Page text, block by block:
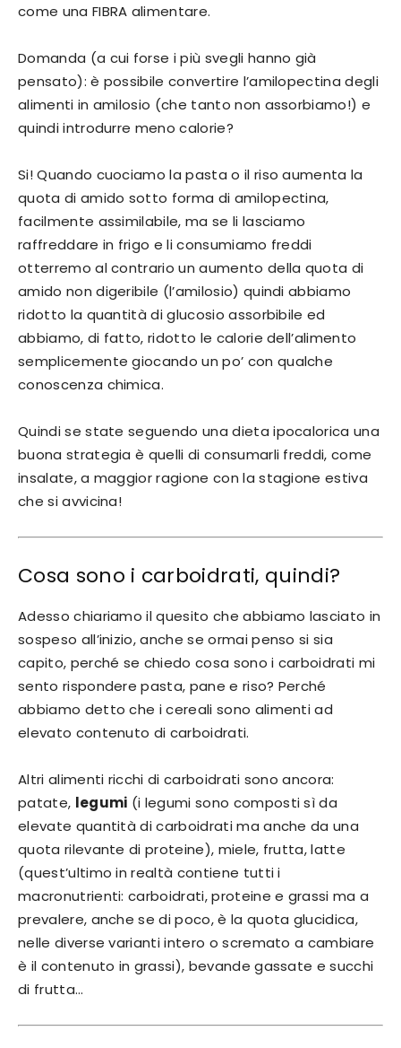
come una FIBRA alimentare.
Domanda (a cui forse i più svegli hanno già
pensato): è possibile convertire l’amilopectina degli
alimenti in amilosio (che tanto non assorbiamo!) e
quindi introdurre meno calorie?
Si! Quando cuociamo la pasta o il riso aumenta la
quota di amido sotto forma di amilopectina,
facilmente assimilabile, ma se li lasciamo
raffreddare in frigo e li consumiamo freddi
otterremo al contrario un aumento della quota di
amido non digeribile (l’amilosio) quindi abbiamo
ridotto la quantità di glucosio assorbibile ed
abbiamo, di fatto, ridotto le calorie dell’alimento
semplicemente giocando un po’ con qualche
conoscenza chimica.
Quindi se state seguendo una dieta ipocalorica una
buona strategia è quelli di consumarli freddi, come
insalate, a maggior ragione con la stagione estiva
che si avvicina!
Cosa sono i carboidrati, quindi?
Adesso chiariamo il quesito che abbiamo lasciato in
sospeso all’inizio, anche se ormai penso si sia
capito, perché se chiedo cosa sono i carboidrati mi
sento rispondere pasta, pane e riso? Perché
abbiamo detto che i cereali sono alimenti ad
elevato contenuto di carboidrati.
Altri alimenti ricchi di carboidrati sono ancora:
patate, legumi (i legumi sono composti sì da
elevate quantità di carboidrati ma anche da una
quota rilevante di proteine), miele, frutta, latte
(quest’ultimo in realtà contiene tutti i
macronutrienti: carboidrati, proteine e grassi ma a
prevalere, anche se di poco, è la quota glucidica,
nelle diverse varianti intero o scremato a cambiare
è il contenuto in grassi), bevande gassate e succhi
di frutta…